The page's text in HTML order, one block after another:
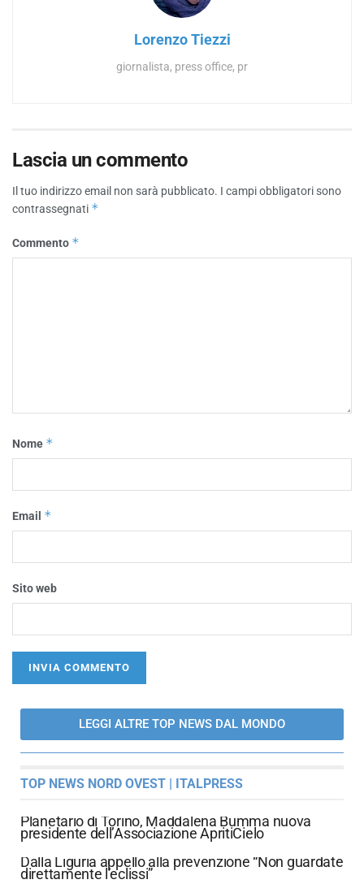
Lorenzo Tiezzi
giornalista, press office, pr
Lascia un commento
Il tuo indirizzo email non sarà pubblicato. I campi obbligatori sono
contrassegnati *
Commento *
Nome *
Email *
Sito web
LEGGI ALTRE TOP NEWS DAL MONDO
TOP NEWS NORD OVEST | ITALPRESS
Planetario di Torino, Maddalena Bumma nuova
presidente dell’Associazione ApritiCielo
Dalla Liguria appello alla prevenzione “Non guardate
direttamente l’eclissi”